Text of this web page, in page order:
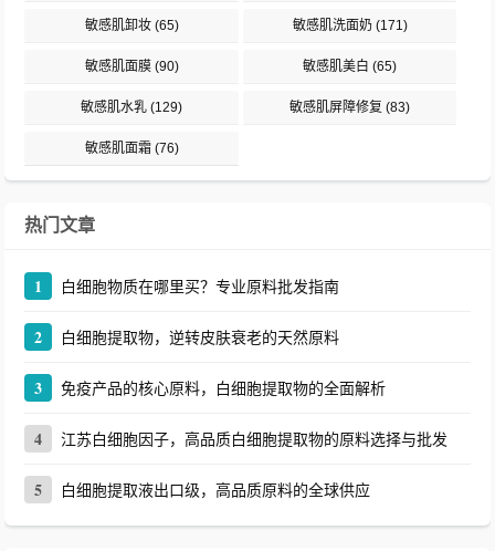
敏感肌卸妆(65) 敏感肌洗面奶(171)
敏感肌面膜(90) 敏感肌美白 (65)
敏感肌水乳 (129) 敏感肌屏障修复 (83)
敏感肌面霜(76)
热门文章
1 白细胞物质在哪里买？专业原料批发指南
2 白细胞提取物，逆转皮肤衰老的天然原料
3 免疫产品的核心原料，白细胞提取物的全面解析
4 江苏白细胞因子，高品质白细胞提取物的原料选择与批发
5 白细胞提取液出口级，高品质原料的全球供应